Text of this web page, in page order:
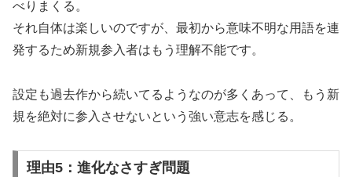
べりまくる。
それ自体は楽しいのですが、最初から意味不明な用語を連
発するため新規参入者はもう理解不能です。
設定も過去作から続いてるようなのが多くあって、もう新
規を絶対に参入させないという強い意志を感じる。
理由5：進化なさすぎ問題